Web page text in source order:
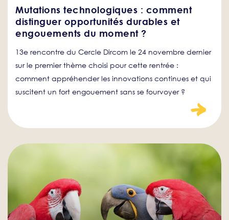
Mutations technologiques : comment
distinguer opportunités durables et
engouements du moment ?
13e rencontre du Cercle Dircom le 24 novembre dernier
sur le premier thème choisi pour cette rentrée :
comment appréhender les innovations continues et qui
suscitent un fort engouement sans se fourvoyer ?